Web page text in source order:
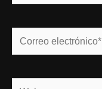
Correo
electrónico*
Web